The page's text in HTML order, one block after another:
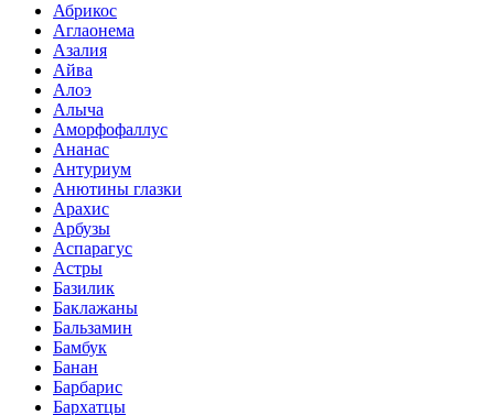
Абрикос
Аглаонема
Азалия
Айва
Алоэ
Алыча
Аморфофаллус
Ананас
Антуриум
Анютины глазки
Арахис
Арбузы
Аспарагус
Астры
Базилик
Баклажаны
Бальзамин
Бамбук
Банан
Барбарис
Бархатцы